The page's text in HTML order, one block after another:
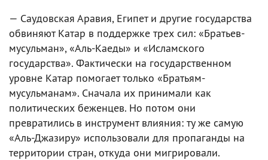
— Саудовская Аравия, Египет и другие государства
обвиняют Катар в поддержке трех сил: «Братьев-
мусульман», «Аль-Каеды» и «Исламского
государства». Фактически на государственном
уровне Катар помогает только «Братьям-
мусульманам». Сначала их принимали как
политических беженцев. Но потом они
превратились в инструмент влияния: ту же самую
«Аль-Джазиру» использовали для пропаганды на
территории стран, откуда они мигрировали.